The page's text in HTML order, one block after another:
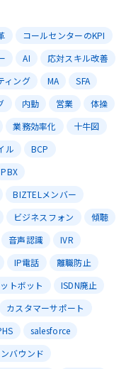
コールセンターのKPI
AI
応対スキル改善
ィング MA
SFA
内勤 営業
体操
業務効率化
十牛図
ル
BCP
PBX
BIZTELメンバー
ビジネスフォン
傾聴
音声認識
IVR
IP電話
離職防止
トボット
ISDN廃止
カスタマーサポート
salesforce
バウンド